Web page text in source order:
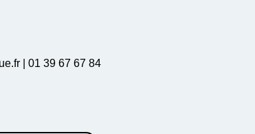
| 01 39 67 67 84